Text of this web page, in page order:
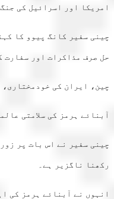
امریکا اور اسرائیل کی
چینی سفیر کانگ پیوو کا
حل صرف مذاکرات اور سفارت
چین، ایران کی
آبنائے ہرمز کی سلامتی
چینی سفیر نے اس بات پر
رکھنا ناگزیر ہے۔
انہوں نے آبنائے ہرمز کی